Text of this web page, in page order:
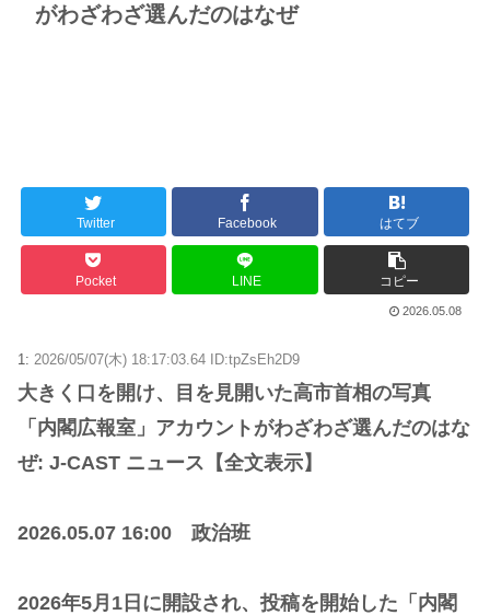
がわざわざ選んだのはなぜ
Twitter Facebook はてブ
Pocket LINE コピー
2026.05.08
1: 2026/05/07(木) 18:17:03.64 ID:tpZsEh2D9
大きく口を開け、目を見開いた高市首相の写真
「内閣広報室」アカウントがわざわざ選んだのはな
ぜ: J-CAST ニュース【全文表示】
2026.05.07 16:00 政治班
2026年5月1日に開設され、投稿を開始した「内閣